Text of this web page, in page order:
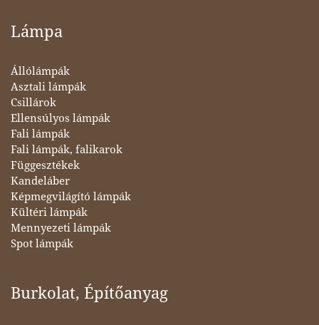
Lámpa
Állólámpák
Asztali lámpák
Csillárok
Ellensúlyos lámpák
Fali lámpák
Fali lámpák, falikarok
Függesztékek
Kandeláber
Képmegvilágító lámpák
Kültéri lámpák
Mennyezeti lámpák
Spot lámpák
Burkolat, Építőanyag